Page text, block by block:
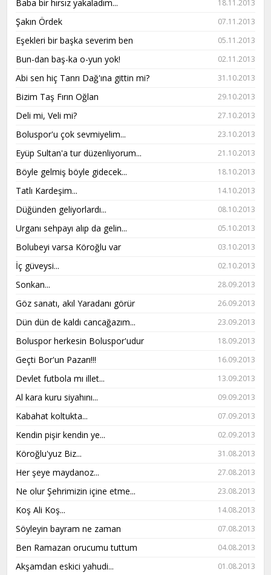
Baba bir hırsız yakaladım... 18.11.2013
Şakın Ördek 07.11.2013
Eşekleri bir başka severim ben 05.11.2013
Bun-dan baş-ka o-yun yok! 02.11.2013
Abi sen hiç Tanrı Dağ'ına gittin mi? 31.10.2013
Bizim Taş Fırın Oğlan 29.10.2013
Deli mi, Veli mi? 27.10.2013
Boluspor'u çok sevmiyelim... 23.10.2013
Eyüp Sultan'a tur düzenliyorum... 21.10.2013
Böyle gelmiş böyle gidecek... 18.10.2013
Tatlı Kardeşim... 14.10.2013
Düğünden geliyorlardı... 08.10.2013
Urganı sehpayı alıp da gelin... 05.10.2013
Bolubeyi varsa Köroğlu var 03.10.2013
İç güveysi... 02.10.2013
Sonkan... 28.09.2013
Göz sanatı, akıl Yaradanı görür 26.09.2013
Dün dün de kaldı cancağazım... 23.09.2013
Boluspor herkesin Boluspor'udur 18.09.2013
Geçti Bor'un Pazarı!!! 16.09.2013
Devlet futbola mı illet... 13.09.2013
Al kara kuru siyahını... 09.09.2013
Kabahat koltukta... 07.09.2013
Kendin pişir kendin ye... 02.09.2013
Köroğlu'yuz Biz... 31.08.2013
Her şeye maydanoz... 27.08.2013
Ne olur Şehrimizin içine etme... 23.08.2013
Koş Ali Koş... 14.08.2013
Söyleyin bayram ne zaman 07.08.2013
Ben Ramazan orucumu tuttum 04.08.2013
Akşamdan eskici yahudi... 01.08.2013